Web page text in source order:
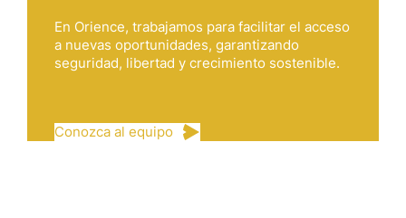
En Orience, trabajamos para facilitar el acceso
a nuevas oportunidades, garantizando
seguridad, libertad y crecimiento sostenible.
Conozca al equipo